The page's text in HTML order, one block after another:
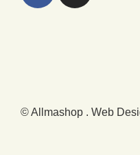
© Allmashop . Web